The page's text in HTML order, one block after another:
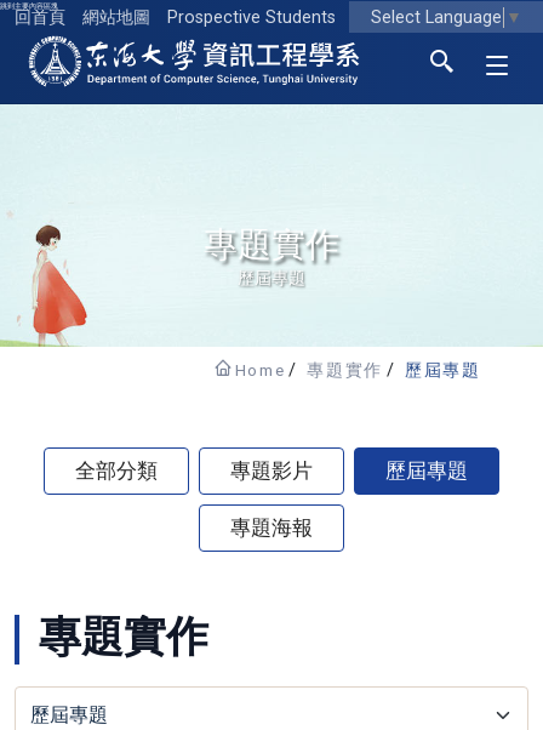
跳到主要內容區塊
回首頁 網站地圖 Prospective Students Select Language ▼
東海大學logo
專題實作
歷屆專題
Home 專題實作 歷屆專題
全部分類 專題影片 歷屆專題
專題海報
專題實作